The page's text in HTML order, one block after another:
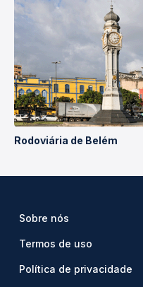
Rodoviária de Belém
Sobre nós
Termos de uso
Política de privacidade